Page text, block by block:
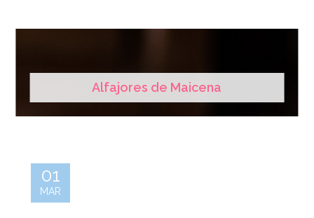
Alfajores de Maicena
01
MAR